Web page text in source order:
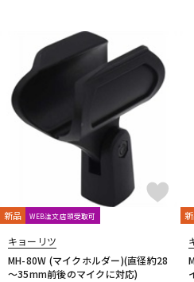
Umbrella Company
United
Universal Audio
unknown
Vertigo Sound
Vintech Audio
VOX-O-RAMA
WAGNUS.
WAVES
Wunder Audio
Xvive
ZYLIA
トーリハン パイ
明工社
DrAlienSmith
Wavebone
新品 WEB注文店頭受取可
キョーリツ
MH-80W (マイクホルダー)(直径約28
～35mm前後のマイクに対応)